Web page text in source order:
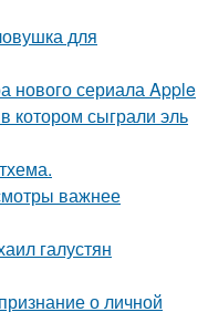
для
нового сериала Apple
котором сыграли эль
важнее
галустян
о личной